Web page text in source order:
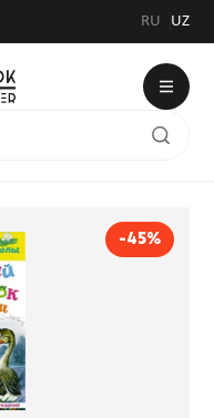
RU UZ
-45%